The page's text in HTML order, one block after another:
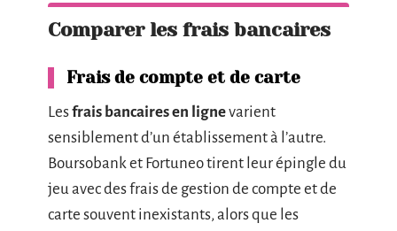
Comparer les frais bancaires
Frais de compte et de carte
Lesfrais bancaires en lignevarient
sensiblement d’un établissement à l’autre.
Boursobank et Fortuneo tirent leur épingle du
jeu avec des frais de gestion de compte et de
carte souvent inexistants, alors que les